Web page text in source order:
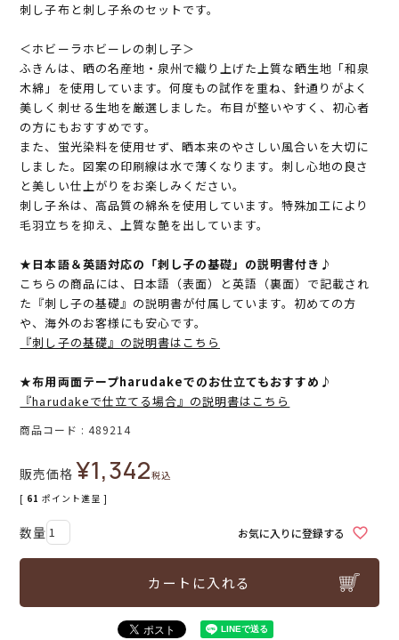
刺し子布と刺し子糸のセットです。
＜ホビーラホビーレの刺し子＞
ふきんは、晒の名産地・泉州で織り上げた上質な晒生地「和泉
木綿」を使用しています。何度もの試作を重ね、針通りがよく
美しく刺せる生地を厳選しました。布目が整いやすく、初心者
の方にもおすすめです。
また、蛍光染料を使用せず、晒本来のやさしい風合いを大切に
しました。図案の印刷線は水で薄くなります。刺し心地の良さ
と美しい仕上がりをお楽しみください。
刺し子糸は、高品質の綿糸を使用しています。特殊加工により
毛羽立ちを抑え、上質な艶を出しています。
★日本語＆英語対応の「刺し子の基礎」の説明書付き♪
こちらの商品には、日本語（表面）と英語（裏面）で記載され
た『刺し子の基礎』の説明書が付属しています。初めての方
や、海外のお客様にも安心です。
『刺し子の基礎』の説明書はこちら
★布用両面テープharudakeでのお仕立てもおすすめ♪
『harudakeで仕立てる場合』の説明書はこちら
商品コード 489214
販売価格 ¥1,342税込
[ 61 ポイント進呈 ]
お気に入りに登録する
カートに入れる